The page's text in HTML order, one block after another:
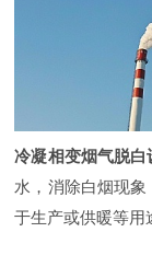
冷凝相变烟气脱白
水，消除白烟现
于生产或供暖等用